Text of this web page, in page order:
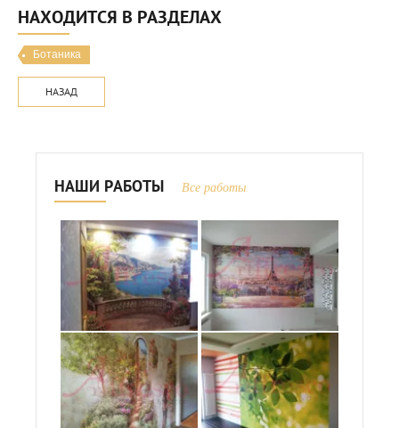
НАХОДИТСЯ В РАЗДЕЛАХ
Ботаника
НАЗАД
НАШИ РАБОТЫ Все работы